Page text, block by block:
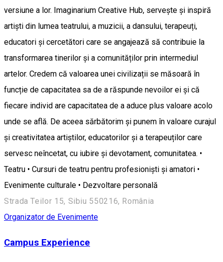
versiune a lor. Imaginarium Creative Hub, servește și inspiră
artiști din lumea teatrului, a muzicii, a dansului, terapeuți,
educatori și cercetători care se angajează să contribuie la
transformarea tinerilor și a comunităților prin intermediul
artelor. Credem că valoarea unei civilizații se măsoară în
funcție de capacitatea sa de a răspunde nevoilor ei și că
fiecare individ are capacitatea de a aduce plus valoare acolo
unde se află. De aceea sărbătorim și punem în valoare curajul
și creativitatea artiștilor, educatorilor și a terapeuților care
servesc neîncetat, cu iubire și devotament, comunitatea. •
Teatru • Cursuri de teatru pentru profesioniști și amatori •
Evenimente culturale • Dezvoltare personală
Strada Teilor 15, Sibiu 550216, România
Organizator de Evenimente
Campus Experience